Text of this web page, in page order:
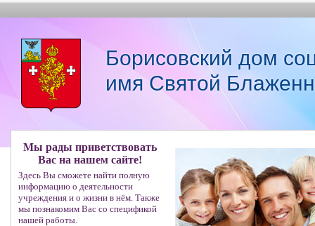
Борисовский дом
имя Святой
Мы рады приветствовать
Вас на нашем сайте!
Здесь Вы сможете найти полную
информацию о деятельности
учреждения и о жизни в нём. Также
мы познакомим Вас со спецификой
нашей работы.